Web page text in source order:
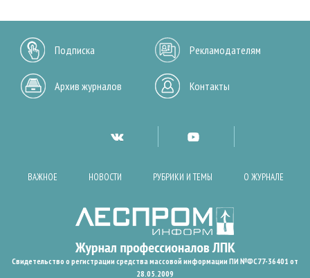
Подписка Рекламодателям
Архив журналов Контакты
ВАЖНОЕ НОВОСТИ РУБРИКИ И ТЕМЫ О ЖУРНАЛЕ
Свидетельство о регистрации средства массовой информации ПИ №ФС77-36401 от
28.05.2009